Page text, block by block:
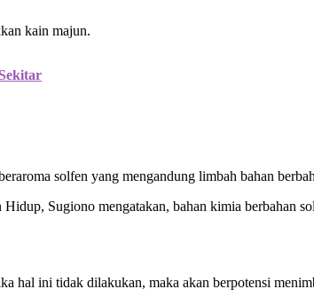
kain majun.
solfen yang mengandung limbah bahan
Sugiono mengatakan, bahan kimia berbahan
hal ini tidak dilakukan, maka akan berpotensi